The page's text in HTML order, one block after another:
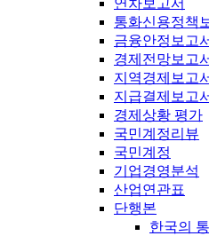
연차보고서
통화신용정책
금융안정보고
경제전망보고
지역경제보고
지급결제보고
경제상황 평가
국민계정리뷰
국민계정
기업경영분석
산업연관표
단행본
한국의